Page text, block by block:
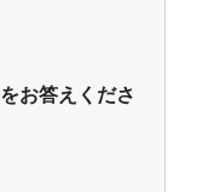
お答えくださ